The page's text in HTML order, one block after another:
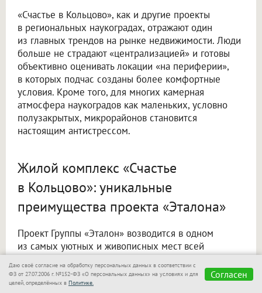
«Счастье в Кольцово», как и другие проекты
в региональных наукоградах, отражают один
из главных трендов на рынке недвижимости. Люди
больше не страдают «централизацией» и готовы
объективно оценивать локации «на периферии»,
в которых подчас созданы более комфортные
условия. Кроме того, для многих камерная
атмосфера наукоградов как маленьких, условно
полузакрытых, микрорайонов становится
настоящим антистрессом.
Жилой комплекс «Счастье
в Кольцово»: уникальные
преимущества проекта «Эталона»
Проект Группы «Эталон» возводится в одном
из самых уютных и живописных мест всей
проекта позволяет ему сочетать преимущества
городской среды и загородной жизни.
Даю своё согласие на обработку персональных данных в соответствии с
ФЗ от 27.07.2006 г. №152-ФЗ «О персональных данных» на условиях и для
целей, определённых в Политике.
Согласен